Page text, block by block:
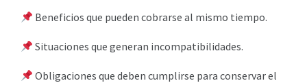
Beneficios que pueden cobrarse al mismo tiempo.
Situaciones que generan incompatibilidades.
Obligaciones que deben cumplirse para conservar el